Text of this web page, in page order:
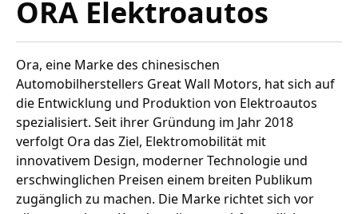
ORA Elektroautos
Ora, eine Marke des chinesischen
Automobilherstellers Great Wall Motors, hat sich auf
die Entwicklung und Produktion von Elektroautos
spezialisiert. Seit ihrer Gründung im Jahr 2018
verfolgt Ora das Ziel, Elektromobilität mit
innovativem Design, moderner Technologie und
erschwinglichen Preisen einem breiten Publikum
zugänglich zu machen. Die Marke richtet sich vor